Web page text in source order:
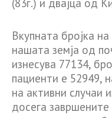
(83г.) и двајца од
Вкупната бројка
нашата земја од
изнесува 77134,
пациенти е 52949,
на активни случаи
досега